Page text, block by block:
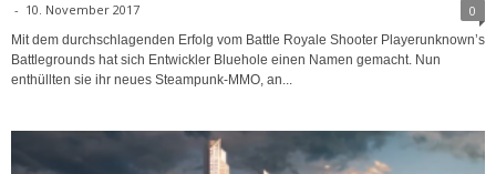
- 10. November 2017 0
Mit dem durchschlagenden Erfolg vom Battle Royale Shooter Playerunknown’s
Battlegrounds hat sich Entwickler Bluehole einen Namen gemacht. Nun
enthüllten sie ihr neues Steampunk-MMO, an...